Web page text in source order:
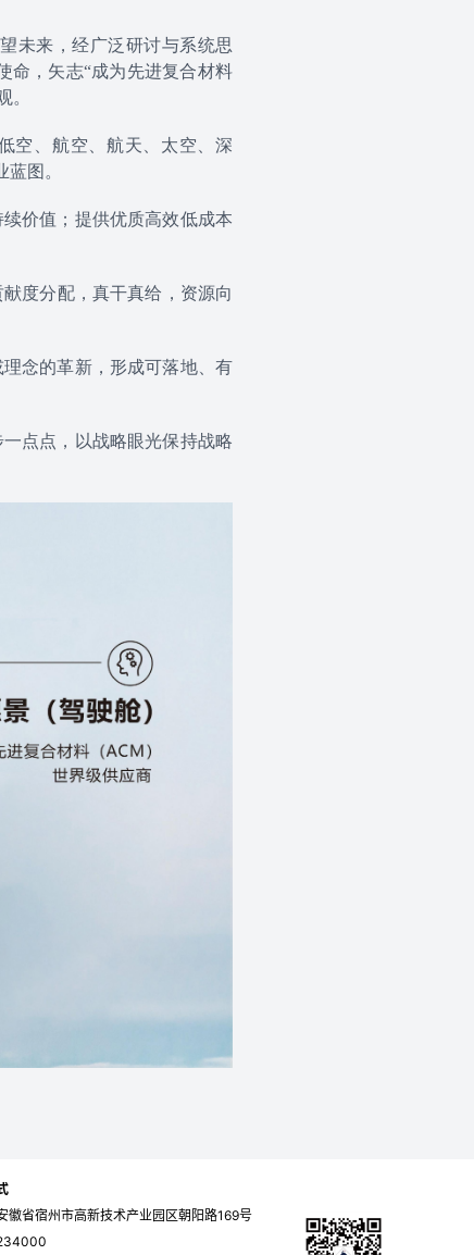
未来，经广泛研讨与系统思
命，矢志“成为先进复合材料
。
空、航空、航天、太空、深
图。
价值；提供优质高效低成本
度分配，真干真给，资源向
念的革新，形成可落地、有
点点，以战略眼光保持战略
徽省宿州市高新技术产业园区朝阳路169号